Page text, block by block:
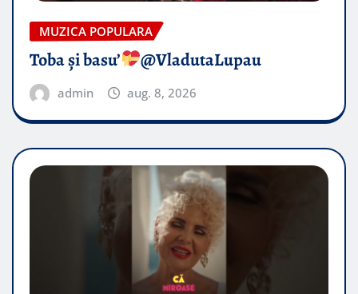
MUZICA POPULARA
Toba și basu’ @VladutaLupau
admin aug. 8, 2026